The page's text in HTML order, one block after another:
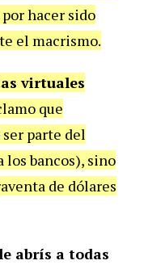
por hacer sido
el macrismo.
virtuales
que
parte del
bancos), sino
de dólares
abrís a todas